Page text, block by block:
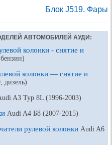
Блок J519. Фары
АВТОМОБИЛЕЙ АУДИ:
колонки - снятие и
колонки — снятие и
дизель)
A3 Typ 8L (1996-2003)
Audi A4 Б8 (2007-2015)
рулевой колонки Audi A6